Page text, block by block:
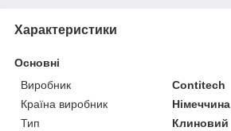
Характеристики
Основні
Виробник
Contitech
Країна виробник
Німеччина
Тип
Клиновий